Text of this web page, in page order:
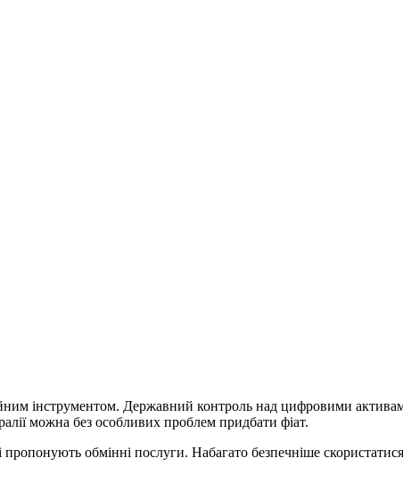
інструментом. Державний контроль над цифровими
можна без особливих проблем придбати фіат.
обмінні послуги. Набагато безпечніше